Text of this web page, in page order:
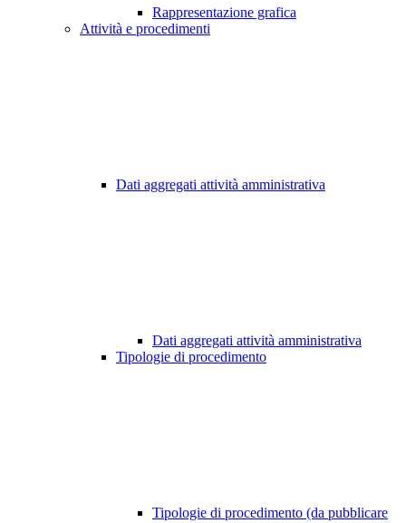
Rappresentazione grafica
Attività e procedimenti
Dati aggregati attività amministrativa
Dati aggregati attività amministrativa
Tipologie di procedimento
Tipologie di procedimento (da pubblicare